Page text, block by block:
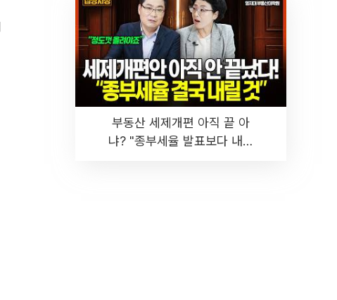
부동산 세제개편 아직 끝 아
냐? "종부세율 발표보다 내릴